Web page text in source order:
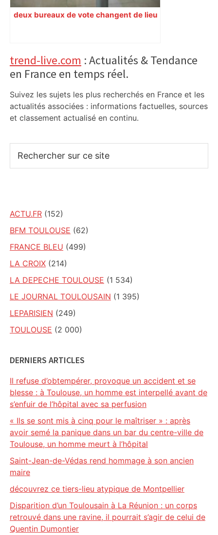
deux bureaux de vote changent de lieu
Primary
Sidebar
trend-live.com : Actualités & Tendance
en France en temps réel.
Suivez les sujets les plus recherchés en France et les
actualités associées : informations factuelles, sources
et classement actualisé en continu.
sur
ACTU.FR (152)
BFM TOULOUSE (62)
FRANCE BLEU (499)
LA CROIX (214)
LA DEPECHE TOULOUSE (1 534)
LE JOURNAL TOULOUSAIN (1 395)
LEPARISIEN (249)
TOULOUSE (2 000)
DERNIERS ARTICLES
Il refuse d’obtempérer, provoque un accident et se
blesse : à Toulouse, un homme est interpellé avant de
s’enfuir de l’hôpital avec sa perfusion
« Ils se sont mis à cinq pour le maîtriser » : après
avoir semé la panique dans un bar du centre-ville de
Toulouse, un homme meurt à l’hôpital
Saint-Jean-de-Védas rend hommage à son ancien
maire
découvrez ce tiers-lieu atypique de Montpellier
Disparition d’un Toulousain à La Réunion : un corps
retrouvé dans une ravine, il pourrait s’agir de celui de
Quentin Dumontier